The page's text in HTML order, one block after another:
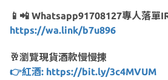
📱📲 Whatsapp91708127專人落單
https://wa.link/b7u896
🥂瀏覽現貨酒款慢慢揀
👉紅酒: https://bit.ly/3c4MVUM